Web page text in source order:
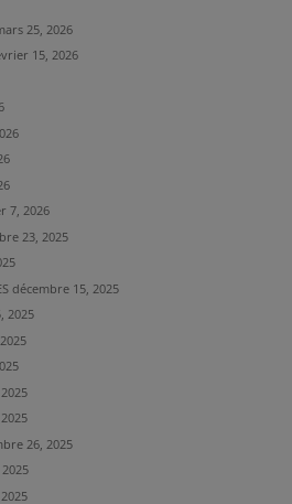
25, 2026
15, 2026
7, 2026
23, 2025
décembre 15, 2025
2025
26, 2025